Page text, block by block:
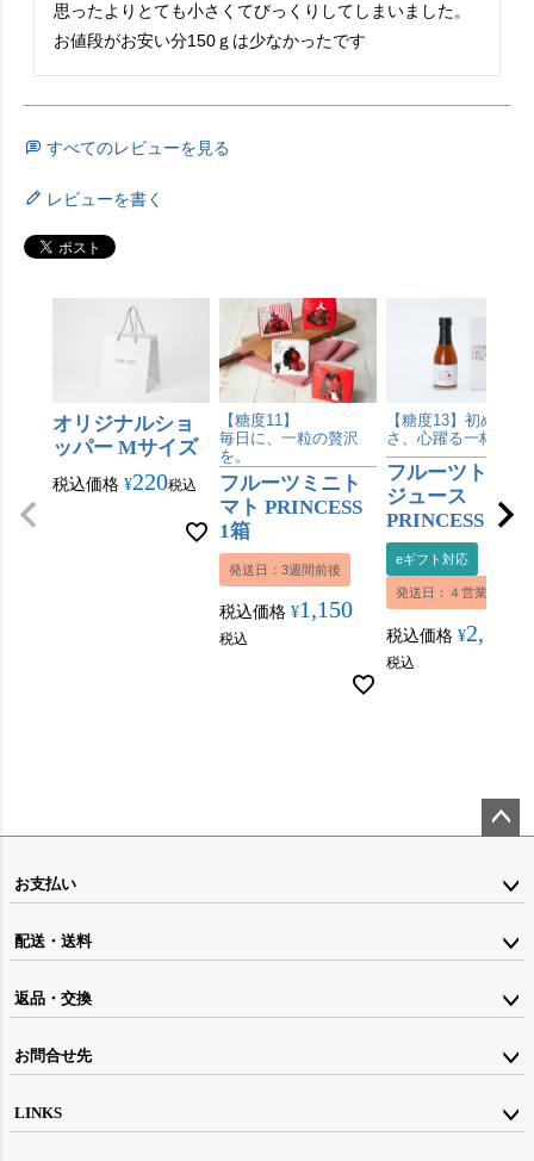
思ったよりとても小さくてびっくりしてしまいました。
お値段がお安い分150ｇは少なかったです
すべてのレビューを見る
レビューを書く
オリジナルショ
ッパー Mサイズ
税込価格 ¥220税込
【糖度11】
毎日に、一粒の贅沢
を。
フルーツミニト
マト PRINCESS
1箱
発送日：3週間前後
税込価格 ¥1,150
税込
【糖度13】初めての
さ、心躍る一杯。
フルーツトマト
ジュース
PRINCESS
eギフト対応
発送日：４営業日内
税込価格 ¥2,160
税込
ジト
お支払い
配送・送料
返品・交換
お問合せ先
LINKS